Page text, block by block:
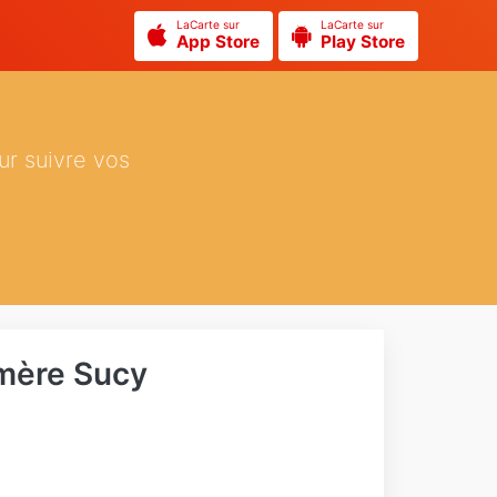
LaCarte sur
App Store
LaCarte sur
Play Store
suivre vos
Sucy